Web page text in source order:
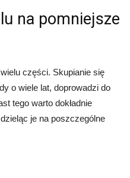
na pomniejsze
części. Skupianie się
o wiele lat, doprowadzi do
tego warto dokładnie
je na poszczególne